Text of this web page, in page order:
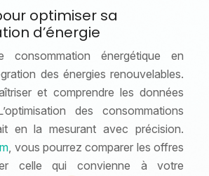
optimiser sa
d’énergie
consommation énergétique en
des énergies renouvelables.
et comprendre les données
des consommations
en la mesurant avec précision.
, vous pourrez comparer les offres
celle qui convienne à votre